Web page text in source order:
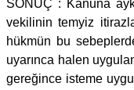
SONUÇ : Kanuna
vekilinin temyiz
hükmün bu
uyarınca halen
gereğince isteme